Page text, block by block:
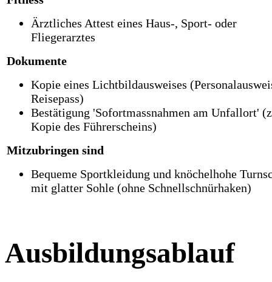
Ärztliches Attest eines Haus-, Sport- oder
Fliegerarztes
Dokumente
Kopie eines Lichtbildausweises
Reisepass)
Bestätigung 'Sofortmassnahmen am Unfallort'
Kopie des Führerscheins)
Mitzubringen sind
Bequeme Sportkleidung und knöchelhohe
mit glatter Sohle (ohne Schnellschnürhaken)
Ausbildungsablauf